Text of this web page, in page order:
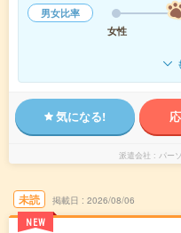
男女比率
女性
気になる!
派遣会社 パー
未読
NEW
掲載日 2026/08/06